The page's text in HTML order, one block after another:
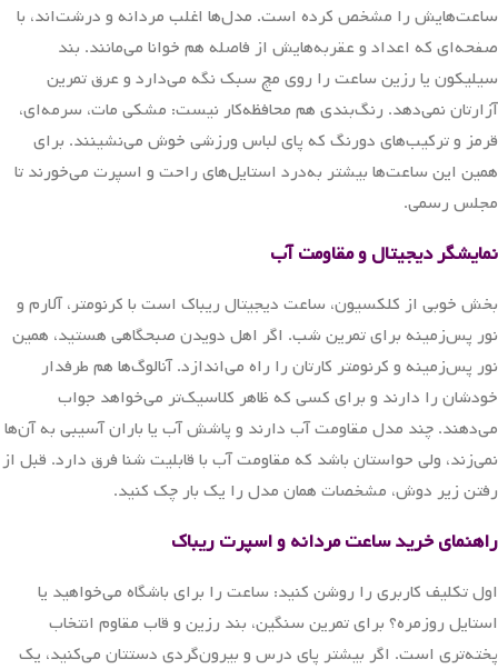
ساعت‌هایش را مشخص کرده است. مدل‌ها اغلب مردانه و درشت‌اند، با
صفحه‌ای که اعداد و عقربه‌هایش از فاصله هم خوانا می‌مانند. بند
سیلیکون یا رزین ساعت را روی مچ سبک نگه می‌دارد و عرق تمرین
آزارتان نمی‌دهد. رنگ‌بندی هم محافظه‌کار نیست: مشکی مات، سرمه‌ای،
قرمز و ترکیب‌های دورنگ که پای لباس ورزشی خوش می‌نشینند. برای
همین این ساعت‌ها بیشتر به‌درد استایل‌های راحت و اسپرت می‌خورند تا
مجلس رسمی.
نمایشگر دیجیتال و مقاومت آب
بخش خوبی از کلکسیون، ساعت دیجیتال ریباک است با کرنومتر، آلارم و
نور پس‌زمینه برای تمرین شب. اگر اهل دویدن صبحگاهی هستید، همین
نور پس‌زمینه و کرنومتر کارتان را راه می‌اندازد. آنالوگ‌ها هم طرفدار
خودشان را دارند و برای کسی که ظاهر کلاسیک‌تر می‌خواهد جواب
می‌دهند. چند مدل مقاومت آب دارند و پاشش آب یا باران آسیبی به آن‌ها
نمی‌زند، ولی حواستان باشد که مقاومت آب با قابلیت شنا فرق دارد. قبل از
رفتن زیر دوش، مشخصات همان مدل را یک بار چک کنید.
راهنمای خرید ساعت مردانه و اسپرت ریباک
اول تکلیف کاربری را روشن کنید: ساعت را برای باشگاه می‌خواهید یا
استایل روزمره؟ برای تمرین سنگین، بند رزین و قاب مقاوم انتخاب
پخته‌تری است. اگر بیشتر پای درس و بیرون‌گردی دستتان می‌کنید، یک